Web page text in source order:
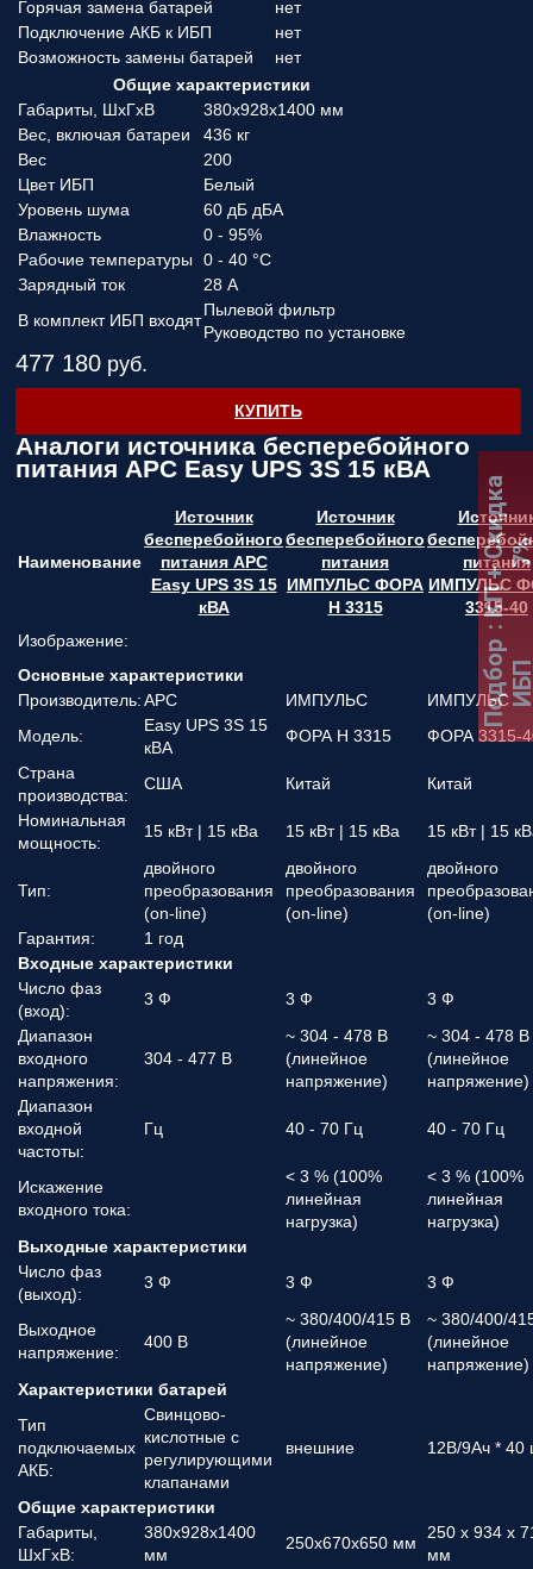
Горячая замена батарей
нет
Подключение АКБ к ИБП
нет
Возможность замены батарей
нет
Общие характеристики
Габариты, ШхГхВ
380х928х1400 мм
Вес, включая батареи
436 кг
Вес
200
Цвет ИБП
Белый
Уровень шума
60 дБ дБА
Влажность
0 - 95%
Рабочие температуры
0 - 40 °C
Зарядный ток
28 А
В комплект ИБП входят
Пылевой фильтр
Руководство по установке
477 180 руб.
КУПИТЬ
Аналоги источника бесперебойного
питания APC Easy UPS 3S 15 кВА
Наименование
Источник
бесперебойного
питания APC
Easy UPS 3S 15
кВА
Источник
бесперебойного
питания
ИМПУЛЬС ФОРА
Н 3315
питания
ИМПУЛЬС
3315-40
Изображение:
Основные характеристики
Производитель:APC ИМПУЛЬС
ИМПУЛЬС
Модель:
Easy UPS 3S 15
кВА
ФОРА Н 3315
ФОРА 3315-
Страна
производства:
США Китай
Китай
Номинальная
мощность:
15 кВт | 15 кВа 15 кВт | 15 кВа 15 кВт | 15
Тип:
двойного
преобразования
(on-line)
двойного
преобразования
(on-line)
двойного
(on-line)
Гарантия:
1 год
Входные характеристики
Число фаз
(вход):
3 Ф 3 Ф
3 Ф
Диапазон
входного
напряжения:
304 - 477 В
~ 304 - 478 В
(линейное
напряжение)
~ 304 - 478 В
(линейное
напряжение)
Диапазон
входной
частоты:
Гц 40 - 70 Гц 40 - 70 Гц
Искажение
входного тока:
< 3 % (100%
линейная
нагрузка)
< 3 % (100%
линейная
нагрузка)
Выходные характеристики
Число фаз
(выход):
3 Ф 3 Ф 3 Ф
Выходное
напряжение:
400 В
~ 380/400/415 В
(линейное
напряжение)
~ 380/400/
(линейное
напряжение)
Характеристики батарей
Тип
подключаемых
АКБ:
Свинцово-
кислотные с
регулирующими
клапанами
внешние 12В/9Ач * 40
Общие характеристики
Габариты,
ШхГхВ:
380х928х1400
мм
250x670x650 мм
250 х 934 х
мм
Подбор
:
К
П
+
С
к
и
д
к
а
7